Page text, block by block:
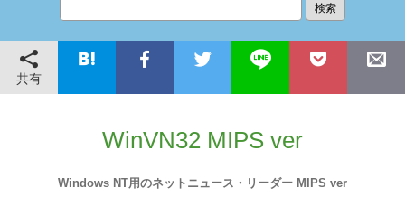
共有
WinVN32 MIPS ver
Windows NT用のネットニュース・リーダー MIPS ver